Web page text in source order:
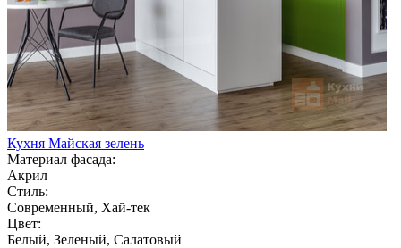
Кухня Майская зелень
Материал фасада:
Акрил
Стиль:
Современный, Хай-тек
Цвет:
Белый, Зеленый, Салатовый